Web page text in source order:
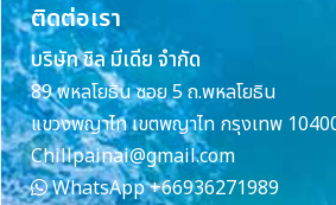
ติดต่อเรา
บริษัท ชิล มีเดีย จำกัด
89 พหลโยธิน ซอย 5 ถ.พหลโยธิน
แขวงพญาไท เขตพญาไท กรุงเทพ
Chillpainai@gmail.com
WhatsApp+66936271989